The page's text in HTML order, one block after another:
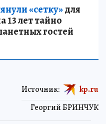
«сетку»для
13 лет тайно
гостей
Георгий БРИНЧУК
Источник: kp.ru